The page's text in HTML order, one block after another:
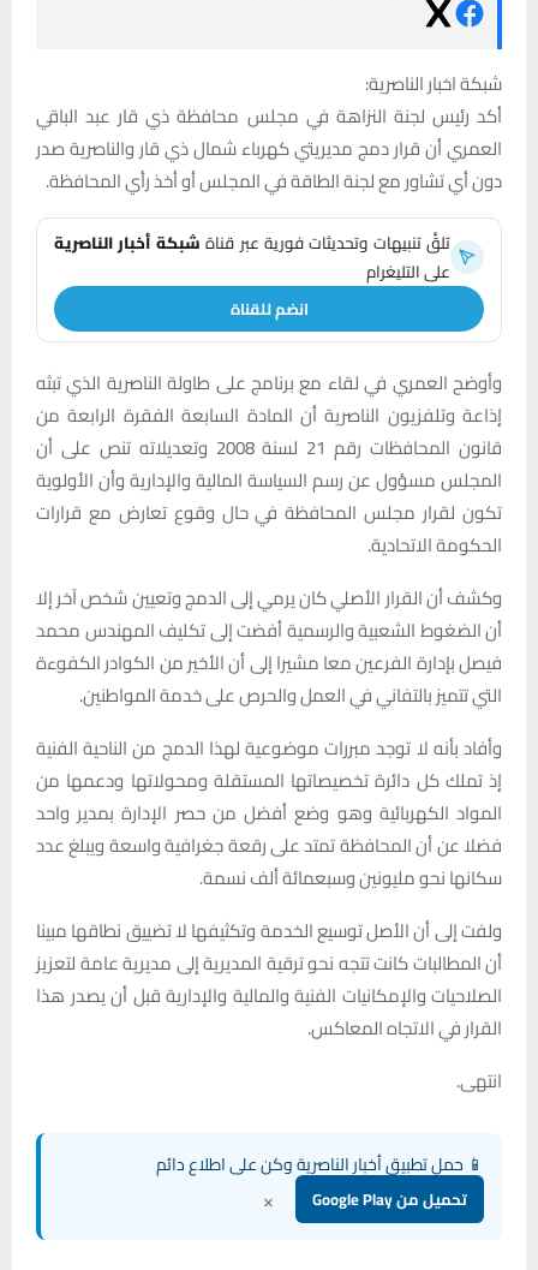
شبكة اخبار الناصرية:
أكد رئيس لجنة النزاهة في مجلس محافظة ذي قار عبد الباقي
العمري أن قرار دمج مديريتي كهرباء شمال ذي قار والناصرية صدر
دون أي تشاور مع لجنة الطاقة في المجلس أو أخذ رأي المحافظة.
تلقَّ تنبيهات وتحديثات فورية عبر قناةشبكة أخبار الناصرية
على التليغرام
انضم للقناة
وأوضح العمري في لقاء مع برنامج على طاولة الناصرية الذي تبثه
إذاعة وتلفزيون الناصرية أن المادة السابعة الفقرة الرابعة من
قانون المحافظات رقم 21 لسنة 2008 وتعديلاته تنص على أن
المجلس مسؤول عن رسم السياسة المالية والإدارية وأن الأولوية
تكون لقرار مجلس المحافظة في حال وقوع تعارض مع قرارات
الحكومة الاتحادية.
وكشف أن القرار الأصلي كان يرمي إلى الدمج وتعيين شخص آخر إلا
أن الضغوط الشعبية والرسمية أفضت إلى تكليف المهندس محمد
فيصل بإدارة الفرعين معا مشيرا إلى أن الأخير من الكوادر الكفوءة
التي تتميز بالتفاني في العمل والحرص على خدمة المواطنين.
وأفاد بأنه لا توجد مبررات موضوعية لهذا الدمج من الناحية الفنية
إذ تملك كل دائرة تخصيصاتها المستقلة ومحولاتها ودعمها من
المواد الكهربائية وهو وضع أفضل من حصر الإدارة بمدير واحد
فضلا عن أن المحافظة تمتد على رقعة جغرافية واسعة ويبلغ عدد
سكانها نحو مليونين وسبعمائة ألف نسمة.
ولفت إلى أن الأصل توسيع الخدمة وتكثيفها لا تضييق نطاقها مبينا
أن المطالبات كانت تتجه نحو ترقية المديرية إلى مديرية عامة لتعزيز
الصلاحيات والإمكانيات الفنية والمالية والإدارية قبل أن يصدر هذا
القرار في الاتجاه المعاكس.
انتهى.
📱 حمل تطبيق أخبار الناصرية وكن على اطلاع دائم
تحميل من Google Play ×